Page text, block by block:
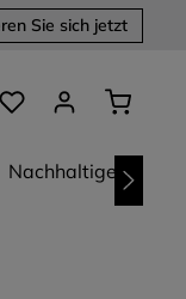
Sie sich jetzt
Du hast 0 Produkte
Nachhaltige